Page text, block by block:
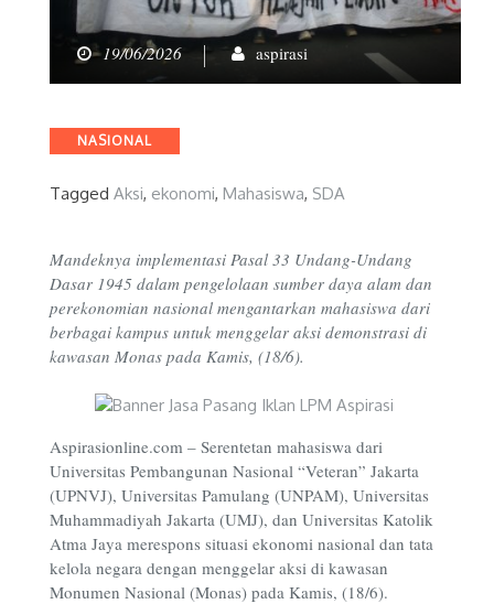
19/06/2026 aspirasi
Categories
NASIONAL
Tagged Aksi, ekonomi, Mahasiswa, SDA
Mandeknya implementasi Pasal 33 Undang-Undang
Dasar 1945 dalam pengelolaan sumber daya alam dan
perekonomian nasional mengantarkan mahasiswa dari
berbagai kampus untuk menggelar aksi demonstrasi di
kawasan Monas pada Kamis, (18/6).
Aspirasionline.com – Serentetan mahasiswa dari
Universitas Pembangunan Nasional “Veteran” Jakarta
(UPNVJ), Universitas Pamulang (UNPAM), Universitas
Muhammadiyah Jakarta (UMJ), dan Universitas Katolik
Atma Jaya merespons situasi ekonomi nasional dan tata
kelola negara dengan menggelar aksi di kawasan
Monumen Nasional (Monas) pada Kamis, (18/6).